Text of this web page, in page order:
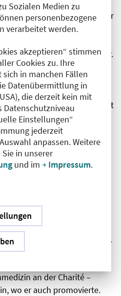
Sozialen Medien zu
personenbezogene
verarbeitet werden.
akzeptieren“ stimmen
Cookies zu. Ihre
in manchen Fällen
Datenübermittlung in
die derzeit kein mit
Datenschutzniveau
Einstellungen“
jederzeit
anpassen. Weitere
in unserer
und im Impressum.
ab 2018 Oberarzt in der
Nephrologie
im Charité Virchow-
zehn Jahre lang tätig war.
mit den
Feuerwehr und dem
mit dem Intensivtransport-
im Einsatz. Der Facharzt
verfügt über die
und
Neukölln
istDr. med. Michael
Neuköllner Klinik für Hals-
und Hals-Chirurgie,
folgt auf
PD Dr. med. Volker
gewechselt ist.
an der Charité ‒
wo er auch promovierte.